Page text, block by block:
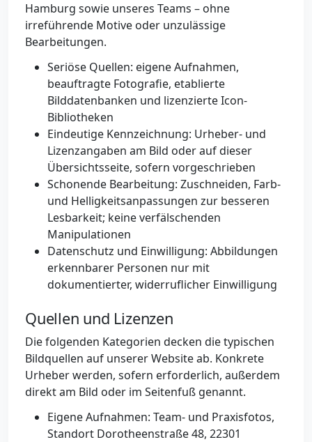
Hamburg sowie unseres Teams – ohne
irreführende Motive oder unzulässige
Bearbeitungen.
Seriöse Quellen: eigene Aufnahmen,
beauftragte Fotografie, etablierte
Bilddatenbanken und lizenzierte Icon-
Bibliotheken
Eindeutige Kennzeichnung: Urheber- und
Lizenzangaben am Bild oder auf dieser
Übersichtsseite, sofern vorgeschrieben
Schonende Bearbeitung: Zuschneiden, Farb-
und Helligkeitsanpassungen zur besseren
Lesbarkeit; keine verfälschenden
Manipulationen
Datenschutz und Einwilligung: Abbildungen
erkennbarer Personen nur mit
dokumentierter, widerruflicher Einwilligung
Quellen und Lizenzen
Die folgenden Kategorien decken die typischen
Bildquellen auf unserer Website ab. Konkrete
Urheber werden, sofern erforderlich, außerdem
direkt am Bild oder im Seitenfuß genannt.
Eigene Aufnahmen: Team- und Praxisfotos,
Standort Dorotheenstraße 48, 22301